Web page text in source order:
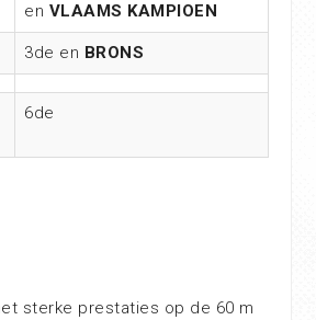
en VLAAMS KAMPIOEN
3de en BRONS
6de
sterke prestaties op de 60 m